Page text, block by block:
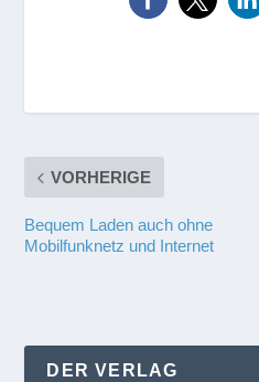
VORHERIGE
Bequem Laden auch ohne
Mobilfunknetz und Internet
DER VERLAG